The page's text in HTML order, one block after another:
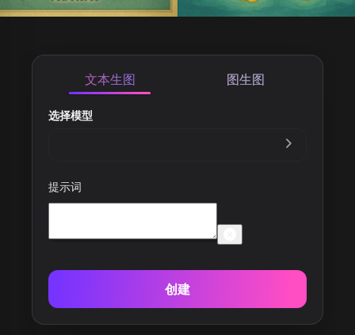
文本生图 图生图
选择模型
提示词
创建